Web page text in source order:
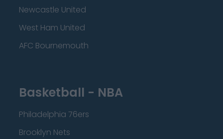
Newcastle United
West Ham United
AFC Bournemouth
Basketball - NBA
Philadelphia 76ers
Brooklyn Nets